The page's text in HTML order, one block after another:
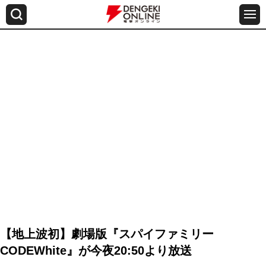
【地上波初】劇場版『スパイファミリー
CODEWhite』が今夜20:50より放送